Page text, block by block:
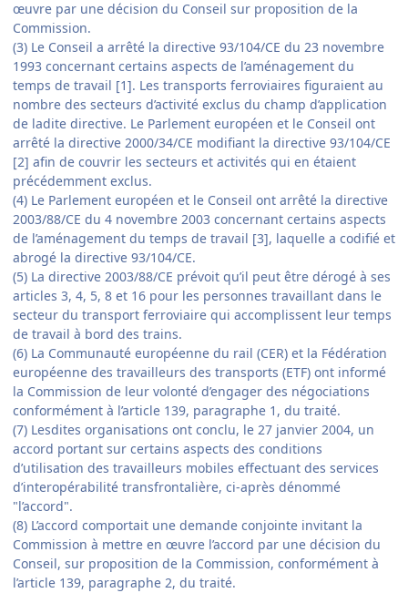
œuvre par une décision du Conseil sur proposition de la
Commission.
(3) Le Conseil a arrêté la directive 93/104/CE du 23 novembre
1993 concernant certains aspects de l’aménagement du
temps de travail [1]. Les transports ferroviaires figuraient au
nombre des secteurs d’activité exclus du champ d’application
de ladite directive. Le Parlement européen et le Conseil ont
arrêté la directive 2000/34/CE modifiant la directive 93/104/CE
[2] afin de couvrir les secteurs et activités qui en étaient
précédemment exclus.
(4) Le Parlement européen et le Conseil ont arrêté la directive
2003/88/CE du 4 novembre 2003 concernant certains aspects
de l’aménagement du temps de travail [3], laquelle a codifié et
abrogé la directive 93/104/CE.
(5) La directive 2003/88/CE prévoit qu’il peut être dérogé à ses
articles 3, 4, 5, 8 et 16 pour les personnes travaillant dans le
secteur du transport ferroviaire qui accomplissent leur temps
de travail à bord des trains.
(6) La Communauté européenne du rail (CER) et la Fédération
européenne des travailleurs des transports (ETF) ont informé
la Commission de leur volonté d’engager des négociations
conformément à l’article 139, paragraphe 1, du traité.
(7) Lesdites organisations ont conclu, le 27 janvier 2004, un
accord portant sur certains aspects des conditions
d’utilisation des travailleurs mobiles effectuant des services
d’interopérabilité transfrontalière, ci-après dénommé
"l’accord".
(8) L’accord comportait une demande conjointe invitant la
Commission à mettre en œuvre l’accord par une décision du
Conseil, sur proposition de la Commission, conformément à
l’article 139, paragraphe 2, du traité.